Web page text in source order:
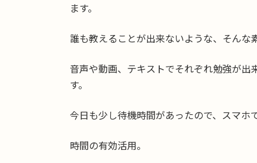
ます。
誰も教えることが出来ないような、そんな
音声や動画、テキストでそれぞれ勉強が出
す。
今日も少し待機時間があったので、スマホ
時間の有効活用。